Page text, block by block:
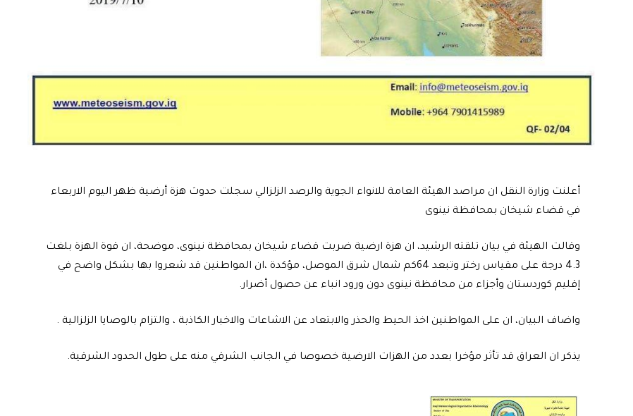
أعلنت وزارة النقل ان مراصد الهيئة العامة للانواء الجوية والرصد الزلزالي سجلت حدوث هزة أرضية ظهر اليوم الاربعاء
في قضاء شيخان بمحافظة نينوى
وقالت الهيئة في بيان تلقته الرشيد، ان هزة ارضية ضربت قضاء شيخان بمحافظة نينوى، موضحة، ان قوة الهزة بلغت
4.3 درجة على مقياس رختر وتبعد 64كم شمال شرق الموصل، مؤكدة ،ان المواطنين قد شعروا بها بشكل واضح في
إقليم كوردستان وأجزاء من محافظة نينوى دون ورود انباء عن حصول أضرار.
واضاف البيان، ان على المواطنين اخذ الحيط والحذر والابتعاد عن الاشاعات والاخبار الكاذبة ، والتزام بالوصايا الزلزالية .
يذكر ان العراق قد تأثر مؤخرا بعدد من الهزات الارضية خصوصا في الجانب الشرقي منه على طول الحدود الشرقية.